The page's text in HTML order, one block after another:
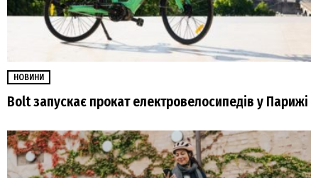
НОВИНИ
Bolt запускає прокат електровелосипедів у Парижі